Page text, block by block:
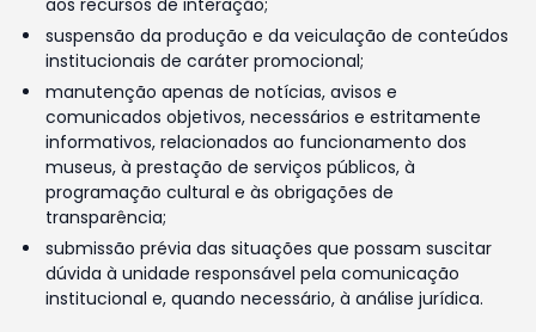
aos recursos de interação;
suspensão da produção e da veiculação de conteúdos
institucionais de caráter promocional;
manutenção apenas de notícias, avisos e
comunicados objetivos, necessários e estritamente
informativos, relacionados ao funcionamento dos
museus, à prestação de serviços públicos, à
programação cultural e às obrigações de
transparência;
submissão prévia das situações que possam suscitar
dúvida à unidade responsável pela comunicação
institucional e, quando necessário, à análise jurídica.